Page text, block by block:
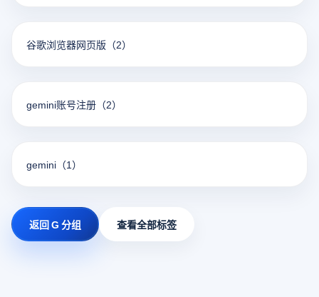
谷歌浏览器网页版 （2）
gemini账号注册 （2）
gemini （1）
返回 G 分组 查看全部标签